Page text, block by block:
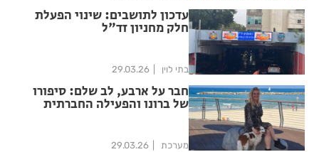
עדכון לתושבים: שינוי הפעלת
חלק מחניון זד"ל
בתי לוין 29.03.26
חבר על ארבע, לב שלם: סיפורו
של ברונו והפעילה החברתית
מערכת 29.03.26